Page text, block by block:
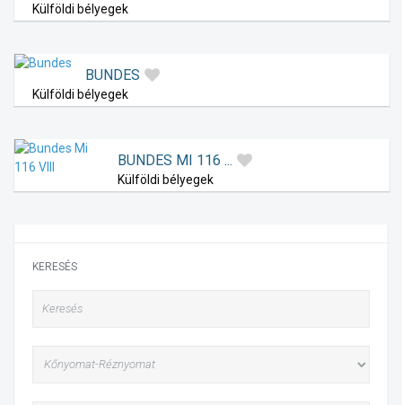
Külföldi bélyegek
BUNDES
Külföldi bélyegek
BUNDES MI 116 ...
Külföldi bélyegek
KERESÉS